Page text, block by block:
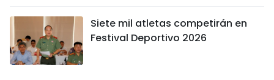
Siete mil atletas competirán en
Festival Deportivo 2026